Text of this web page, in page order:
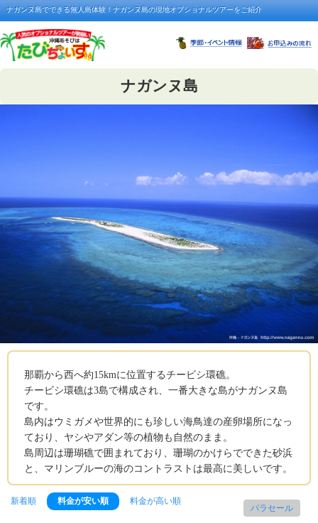
ナガンヌ島でできる無人島体験！ナガンヌ島の現地オプショナルツアーをご紹介
ナガンヌ島
那覇から西へ約15kmに位置するチービシ環礁。
チービシ環礁は3島で構成され、一番大きな島がナガンヌ島
です。
島内はウミガメや世界的にも珍しい海鳥達の産卵場所になっ
ており、ヤシやアダン等の植物も自然のまま。
島周辺は珊瑚礁で囲まれており、珊瑚のかけらでできた砂浜
と、マリンブルーの海のコントラストは最高に美しいです。
新着順 料金が安い順 料金が高い順
パラセール